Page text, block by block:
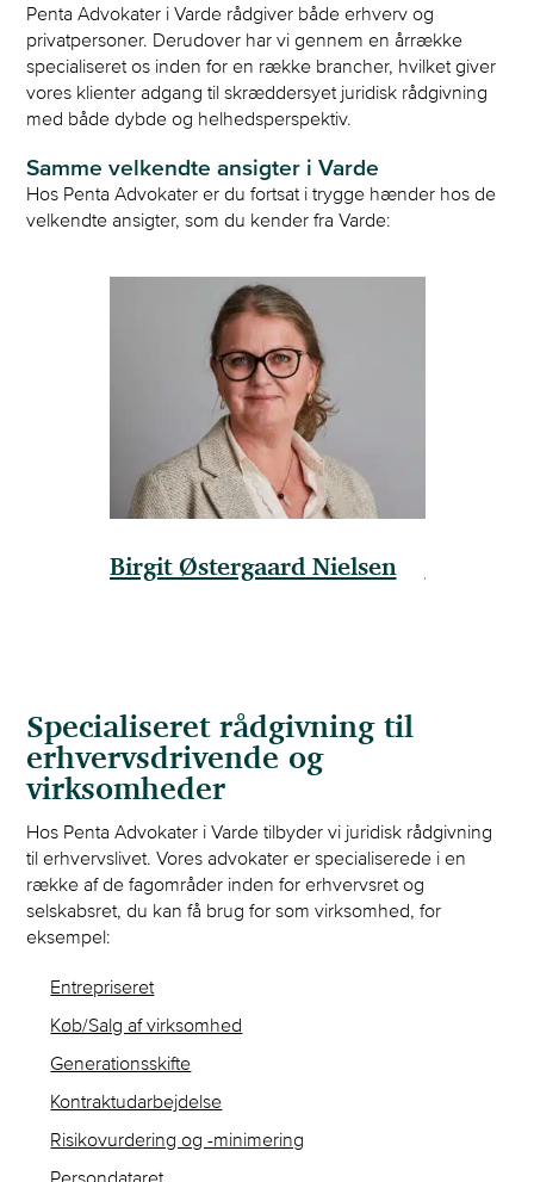
Penta Advokater i Varde rådgiver både erhverv og
privatpersoner. Derudover har vi gennem en årrække
specialiseret os inden for en række brancher, hvilket giver
vores klienter adgang til skræddersyet juridisk rådgivning
med både dybde og helhedsperspektiv.
Samme velkendte ansigter i Varde
Hos Penta Advokater er du fortsat i trygge hænder hos de
velkendte ansigter, som du kender fra Varde:
Birgit Østergaard Nielsen
Specialiseret rådgivning til
erhvervsdrivende og
virksomheder
Hos Penta Advokater i Varde tilbyder vi juridisk rådgivning
til erhvervslivet. Vores advokater er specialiserede i en
række af de fagområder inden for erhvervsret og
selskabsret, du kan få brug for som virksomhed, for
eksempel:
Entrepriseret
Køb/Salg af virksomhed
Generationsskifte
Kontraktudarbejdelse
Risikovurdering og -minimering